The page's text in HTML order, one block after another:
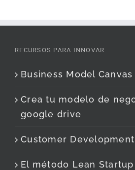
RECURSOS PARA INNOVAR
Business Model Canvas
Crea tu modelo de
google drive
Customer Development
El método Lean Startup